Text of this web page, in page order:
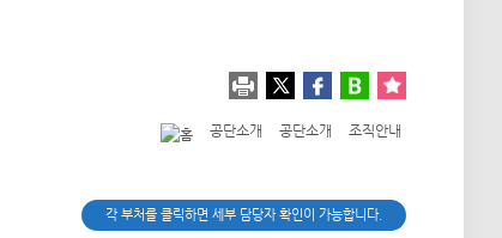
공단소개 공단소개 조직안내
각 부처를 클릭하면 세부 담당자 확인이 가능합니다.